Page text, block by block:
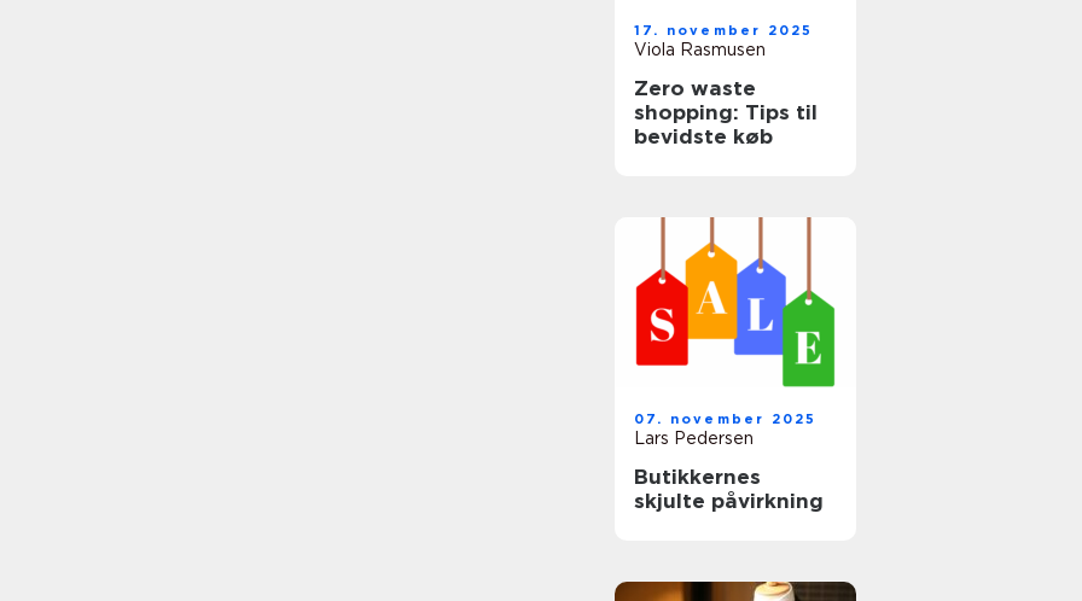
17. november 2025
Viola Rasmusen
Zero waste
shopping: Tips til
bevidste køb
07. november 2025
Lars Pedersen
Butikkernes
skjulte påvirkning